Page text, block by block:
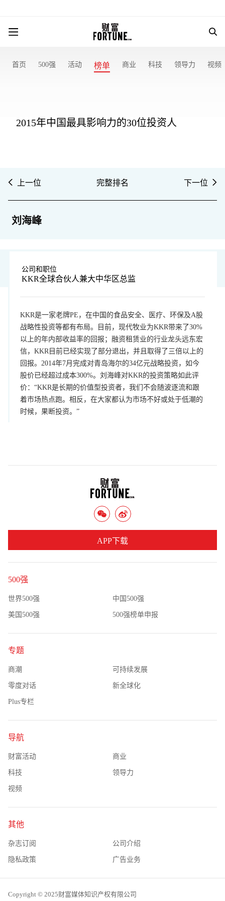
首页 500强 活动 榜单 商业 科技 领导力 视频
2015年中国最具影响力的30位投资人
上一位 完整排名 下一位
刘海峰
公司和职位
KKR全球合伙人兼大中华区总监
KKR是一家老牌PE，在中国的食品安全、医疗、环保及A股
战略性投资等都有布局。目前，现代牧业为KKR带来了30%
以上的年内部收益率的回报；融资租赁业的行业龙头远东宏
信，KKR目前已经实现了部分退出，并且取得了三倍以上的
回报。2014年7月完成对青岛海尔的34亿元战略投资，如今
股价已经超过成本300%。刘海峰对KKR的投资策略如此评
价：“KKR是长期的价值型投资者，我们不会随波逐流和跟
着市场热点跑。相反，在大家都认为市场不好或处于低潮的
时候，果断投资。”
500强
世界500强 中国500强
美国500强 500强榜单申报
专题
商潮 可持续发展
零度对话 新全球化
Plus专栏
导航
财富活动 商业
科技 领导力
视频
其他
杂志订阅 公司介绍
隐私政策 广告业务
APP下载
Copyright © 2025财富媒体知识产权有限公司